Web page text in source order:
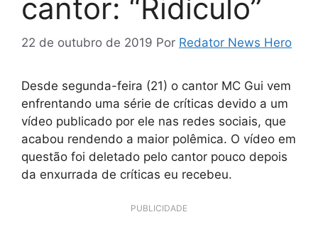
cantor: “Ridículo”
22 de outubro de 2019 Por Redator News Hero
Desde segunda-feira (21) o cantor MC Gui vem
enfrentando uma série de críticas devido a um
vídeo publicado por ele nas redes sociais, que
acabou rendendo a maior polêmica. O vídeo em
questão foi deletado pelo cantor pouco depois
da enxurrada de críticas eu recebeu.
PUBLICIDADE